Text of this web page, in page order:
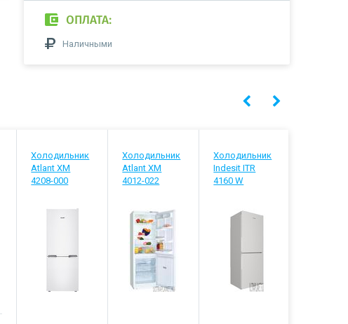
ОПЛАТА:
Наличными
Холодильник
Atlant ХМ
4208-000
Холодильник
Atlant ХМ
4012-022
Холодильник
Indesit ITR
4160 W